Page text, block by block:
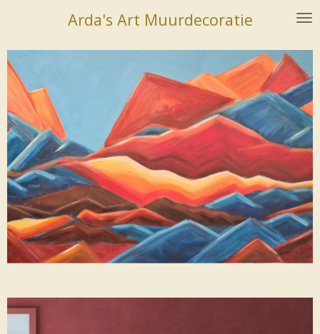
naar
de
hoofdinhoud
Arda's Art Muurdecoratie